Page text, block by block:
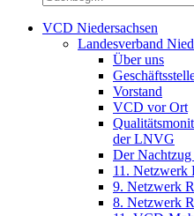
VCD Niedersachsen
Landesverband
Über uns
Vorstand
VCD vor Ort
der LNVG
Der
11. Netzwerk
9. Netzwerk
8. Netzwerk